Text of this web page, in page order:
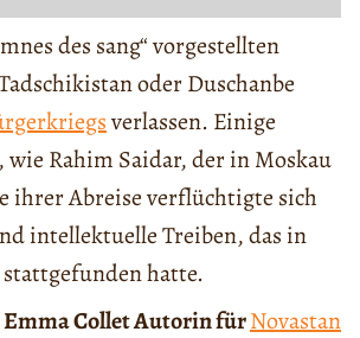
des sang“ vorgestellten
oder Duschanbe
verlassen. Einige
Rahim Saidar, der in Moskau
ihrer Abreise verflüchtigte sich
intellektuelle Treiben, das in
hatte.
Emma Collet Autorin fürNovastan